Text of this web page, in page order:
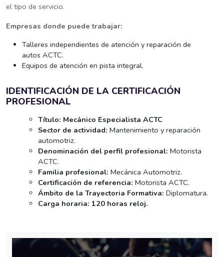
el tipo de servicio.
Empresas donde puede trabajar:
Talleres independientes de atención y reparación de
autos ACTC.
Equipos de atención en pista integral.
IDENTIFICACIÓN DE LA CERTIFICACIÓN
PROFESIONAL
Título: Mecánico Especialista ACTC
Sector de actividad: Mantenimiento y reparación
automotriz.
Denominación del perfil profesional: Motorista
ACTC.
Familia profesional: Mecánica Automotriz.
Certificación de referencia: Motorista ACTC.
Ámbito de la Trayectoria Formativa: Diplomatura.
Carga horaria: 120 horas reloj.